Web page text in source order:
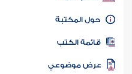
كتاب الأمة
المكتبة
الكتب